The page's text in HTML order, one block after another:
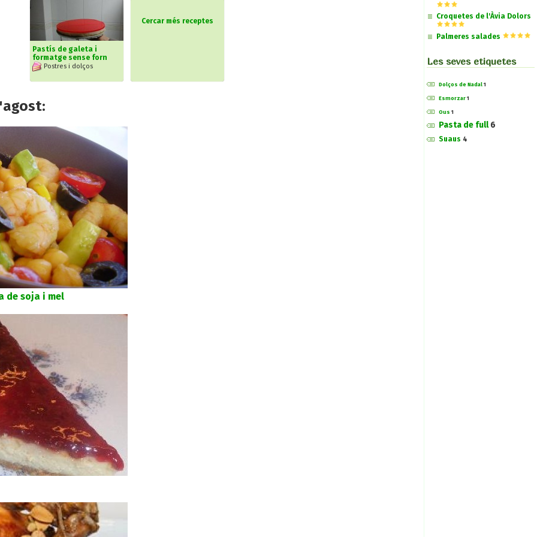
Pastís de galeta i
formatge sense forn
Postres i dolços
Cercar més receptes
de soja i mel
Croquetes de l'Àvia Dolors
Palmeres salades
Les seves etiquetes
Dolços de Nadal 1
Esmorzar 1
Ous 1
Pasta de full6
Suaus 4